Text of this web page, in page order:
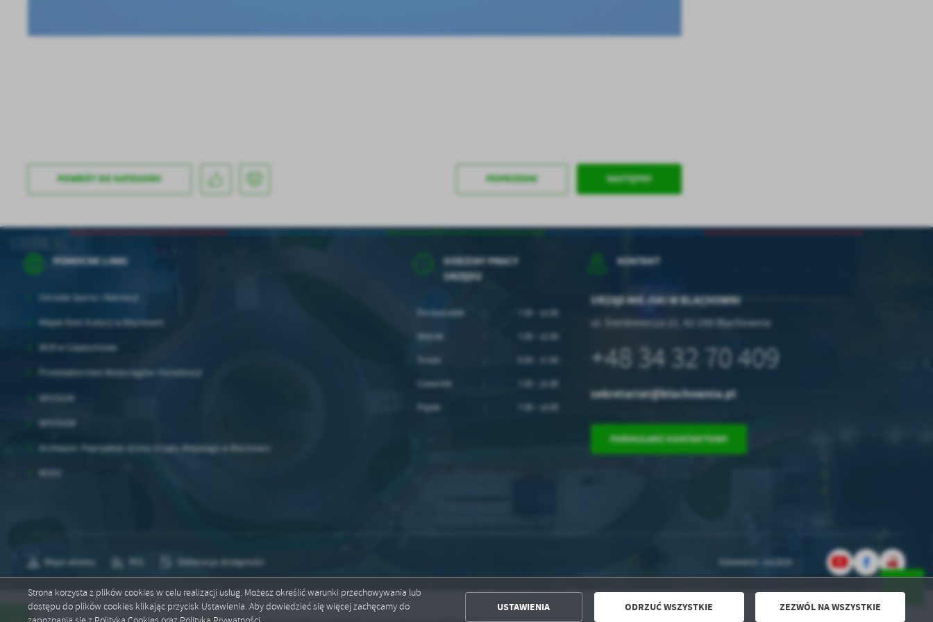
Strona korzysta z plików cookies w celu realizacji usług. Możesz określić warunki przechowywania lub
dostępu do plików cookies klikając przycisk Ustawienia. Aby dowiedzieć się więcej zachęcamy do
USTAWIENIA ODRZUĆ WSZYSTKIE ZEZWÓL NA WSZYSTKIE
POWRÓTDO KATEGORII POPRZEDNI NASTĘPNY
POMOCNE LINKI
Ośrodek Sportu i Rekreacji
Miejski Dom Kultury w Blachowni
WCR w Częstochowie
Przedsiębiorstwo Wodociągów i Kanalizacji
NFOŚiGW
Archiwum: Poprzednia strona Urzędu Miejskiego w Blachowni
GODZINY PRACY
URZĘDU
Poniedziałek
Wtorek
Środa
Czwartek
Piątek 7.00 - 14.00
KONTAKT
URZĄD MIEJSKI W BLACHOWNI
ul. Sienkiewicza 22, 42-290 Blachownia
+48 34 32 70 409
sekretariat@blachownia.pl
FORMULARZ KONTAKTOWY
Mapa serwisu Deklaracja dostępności Odwiedzin: 1412629
Copyright by blachownia.pl 2ClickPortal® - Portale nowej generacji